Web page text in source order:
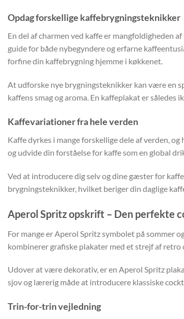
Opdag forskellige kaffebrygningsteknikker
En del af charmen ved kaffe er mangfoldigheden
guide for både nybegyndere og erfarne
forfine din kaffebrygning hjemme i køkkenet.
At udforske nye brygningsteknikker kan være en
kaffens smag og aroma. En kaffeplakat er
Kaffevariationer fra hele verden
Kaffe dyrkes i mange forskellige dele af verden,
og udvide din forståelse for kaffe som en global
Ved at introducere dig selv og dine gæster for
brygningsteknikker, hvilket beriger din daglige
Aperol Spritz opskrift – Den perfekte
For mange er Aperol Spritz symbolet på sommer
kombinerer grafiske plakater med et strejf af retro
Udover at være dekorativ, er en Aperol Spritz
sjov og lærerig måde at introducere klassiske
Trin-for-trin vejledning